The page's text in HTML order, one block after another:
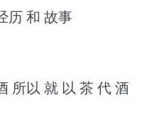
历 和 故事
所以 就 以 茶 代 酒